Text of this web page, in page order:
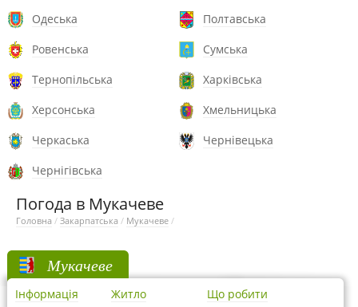
Одеська
Полтавська
Ровенська
Сумська
Тернопільська
Харківська
Херсонська
Хмельницька
Черкаська
Чернівецька
Чернігівська
Погода в Мукачеве
Головна / Закарпатська / Мукачеве /
Мукачеве
Інформація Житло Що робити